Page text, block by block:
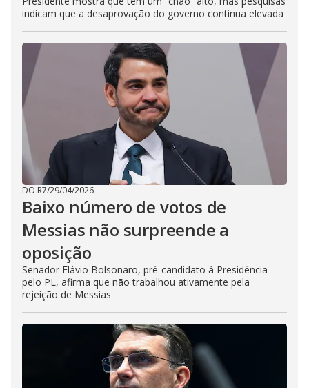
indicam que a desaprovação do governo continua elevada
DO R7/29/04/2026
Baixo número de votos de
Messias não surpreende a
oposição
Senador Flávio Bolsonaro, pré-candidato à Presidência
pelo PL, afirma que não trabalhou ativamente pela
rejeição de Messias